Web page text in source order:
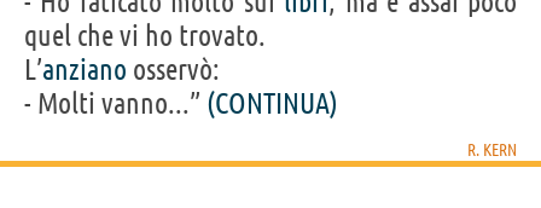
quel che vi ho trovato.
L’anziano osservò:
- Molti vanno...” (CONTINUA)
R. KERN